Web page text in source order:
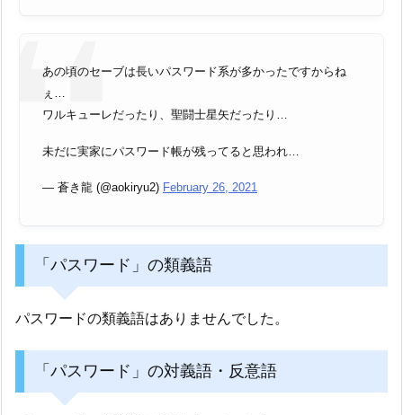
あの頃のセーブは長いパスワード系が多かったですからね
ぇ…
ワルキューレだったり、聖闘士星矢だったり…
未だに実家にパスワード帳が残ってると思われ…
— 蒼き龍 (@aokiryu2) February 26, 2021
「パスワード」の類義語
パスワードの類義語はありませんでした。
「パスワード」の対義語・反意語